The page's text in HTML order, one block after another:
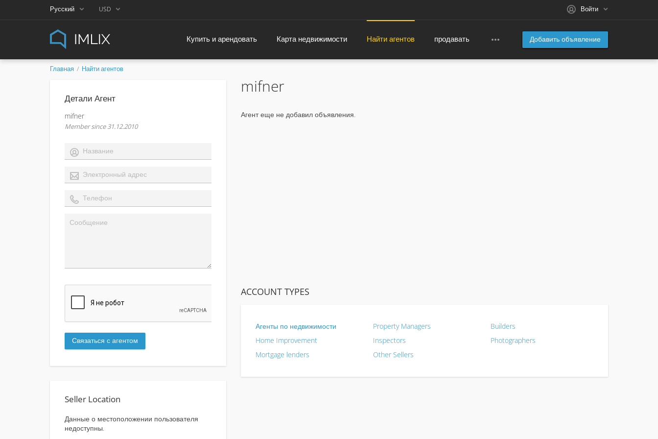
Русский USD Войти
Добавить объявление
Купить и арендовать Карта недвижимости Найти агентов продавать
Главная Найти агентов
Детали Агент
mifner
Member since 31.12.2010
Seller Location
Данные о местоположении пользователя
недоступны.
mifner
Агент еще не добавил объявления.
ACCOUNT TYPES
Агенты по недвижимости Property Managers
Builders
Home Improvement
Inspectors
Photographers
Mortgage lenders
Other Sellers